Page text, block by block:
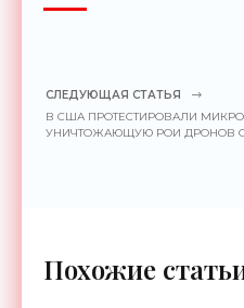
СЛЕДУЮЩАЯ СТАТЬЯ
В США ПРОТЕСТИРОВАЛИ
УНИЧТОЖАЮЩУЮ РОИ ДРОНОВ
Похожие